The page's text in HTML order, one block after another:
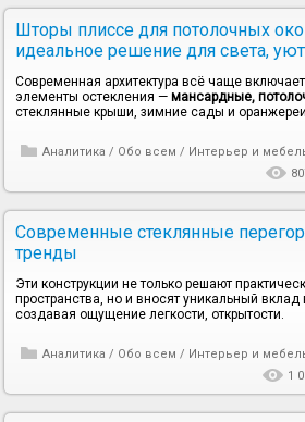
Шторы плиссе для потолочных
идеальное решение для света,
Современная архитектура всё чаще
элементы остекления —мансардные,
стеклянные крыши, зимние сады и оранжереи.
Аналитика / Обо всем / Интерьер и
Современные стеклянные
тренды
Эти конструкции не только решают
пространства, но и вносят уникальный вклад
создавая ощущение легкости, открытости.
Аналитика / Обо всем / Интерьер и
1